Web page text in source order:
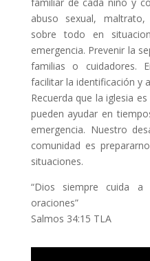
abuso sexual,
sobre todo en
emergencia. Prevenir la
familias o cuidadores.
facilitar la identificación y
Recuerda que la iglesia
pueden ayudar en
emergencia. Nuestro
comunidad es
situaciones.
“Dios siempre cuida
oraciones”
Salmos 34:15 TLA